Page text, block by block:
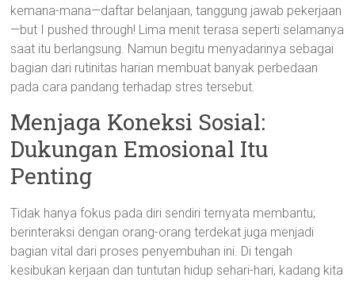
kemana-mana—daftar belanjaan, tanggung jawab pekerjaan
—but I pushed through! Lima menit terasa seperti selamanya
saat itu berlangsung. Namun begitu menyadarinya sebagai
bagian dari rutinitas harian membuat banyak perbedaan
pada cara pandang terhadap stres tersebut.
Menjaga Koneksi Sosial:
Dukungan Emosional Itu
Penting
Tidak hanya fokus pada diri sendiri ternyata membantu;
berinteraksi dengan orang-orang terdekat juga menjadi
bagian vital dari proses penyembuhan ini. Di tengah
kesibukan kerjaan dan tuntutan hidup sehari-hari, kadang kita